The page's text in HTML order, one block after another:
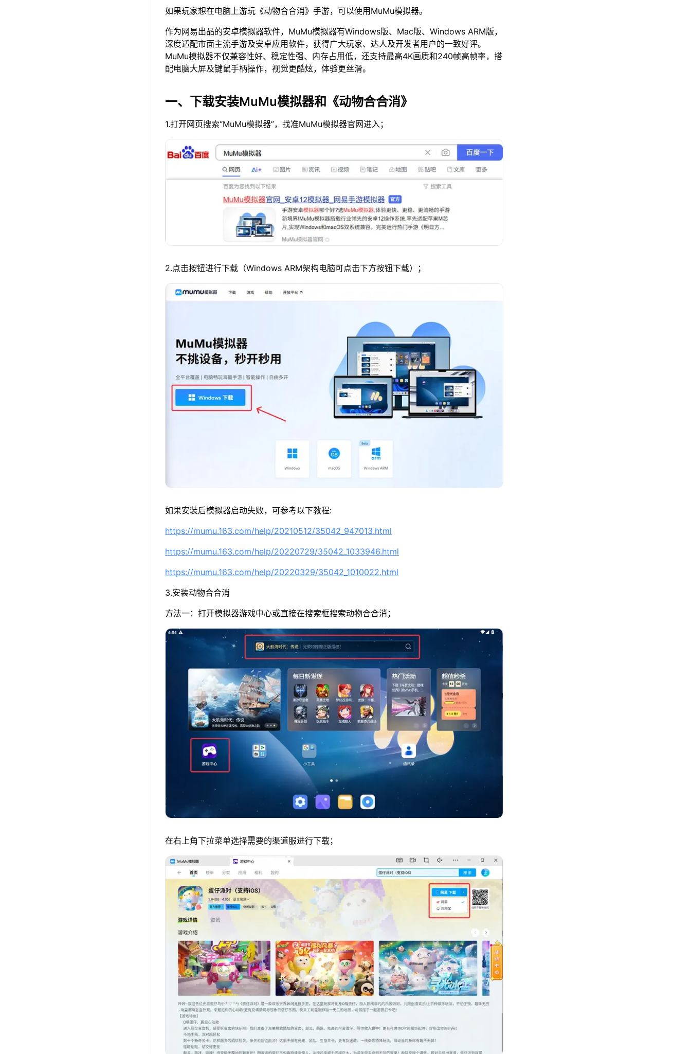
如果玩家想在电脑上游玩《动物合合消》手游，可以使用MuMu模拟器。
作为网易出品的安卓模拟器软件，MuMu模拟器有Windows版、Mac版、Windows ARM版，
深度适配市面主流手游及安卓应用软件，获得广大玩家、达人及开发者用户的一致好评。
MuMu模拟器不仅兼容性好、稳定性强、内存占用低，还支持最高4K画质和240帧高帧率，搭
配电脑大屏及键鼠手柄操作，视觉更酷炫，体验更丝滑。
一、下载安装MuMu模拟器和《动物合合消》
1.打开网页搜索“MuMu模拟器”，找准MuMu模拟器官网进入；
2.点击按钮进行下载（Windows ARM架构电脑可点击下方按钮下载）；
如果安装后模拟器启动失败，可参考以下教程:
https://mumu.163.com/help/20210512/35042_947013.html
https://mumu.163.com/help/20220729/35042_1033946.html
https://mumu.163.com/help/20220329/35042_1010022.html
3.安装动物合合消
方法一：打开模拟器游戏中心或直接在搜索框搜索动物合合消；
在右上角下拉菜单选择需要的渠道服进行下载；